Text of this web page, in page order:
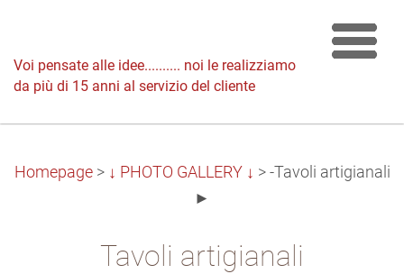
Voi pensate alle idee.......... noi le realizziamo
da più di 15 anni al servizio del cliente
Homepage > ↓ PHOTO GALLERY ↓ > -Tavoli artigianali
►
Tavoli artigianali